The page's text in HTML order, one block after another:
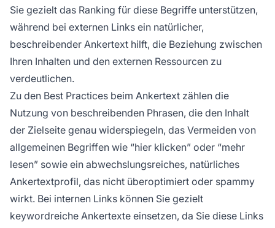
Sie gezielt das Ranking für diese Begriffe unterstützen,
während bei externen Links ein natürlicher,
beschreibender Ankertext hilft, die Beziehung zwischen
Ihren Inhalten und den externen Ressourcen zu
verdeutlichen.
Zu den Best Practices beim Ankertext zählen die
Nutzung von beschreibenden Phrasen, die den Inhalt
der Zielseite genau widerspiegeln, das Vermeiden von
allgemeinen Begriffen wie “hier klicken” oder “mehr
lesen” sowie ein abwechslungsreiches, natürliches
Ankertextprofil, das nicht überoptimiert oder spammy
wirkt. Bei internen Links können Sie gezielt
keywordreiche Ankertexte einsetzen, da Sie diese Links